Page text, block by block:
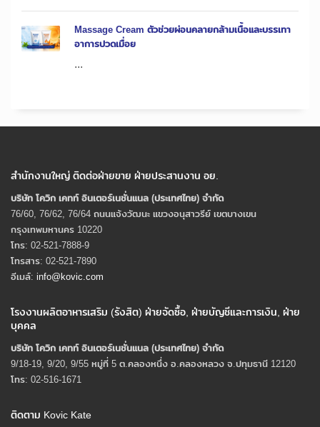
Massage Cream ตัวช่วยผ่อนคลายกล้ามเนื้อและบรรเทา
อาการปวดเมื่อย
...
สำนักงานใหญ่ ติดต่อฝ่ายขาย ฝ่ายประสานงาน อย.
บริษัท โควิก เคทท์ อินเตอร์เนชั่นแนล (ประเทศไทย) จํากัด
76/60, 76/62, 76/64 ถนนแจ้งวัฒนะ แขวงอนุสาวรีย์ เขตบางเขน
กรุงเทพมหานคร 10220
โทร: 02-521-7888-9
โทรสาร: 02-521-7890
อีเมล์: info@kovic.com
โรงงานผลิตอาหารเสริม (รังสิต) ฝ่ายจัดซื้อ, ฝ่ายบัญชีและการเงิน, ฝ่าย
บุคคล
บริษัท โควิก เคทท์ อินเตอร์เนชั่นแนล (ประเทศไทย) จํากัด
9/18-19, 9/20, 9/55 หมู่ที่ 5 ต.คลองหนึ่ง อ.คลองหลวง จ.ปทุมธานี 12120
โทร: 02-516-1671
ติดตาม Kovic Kate